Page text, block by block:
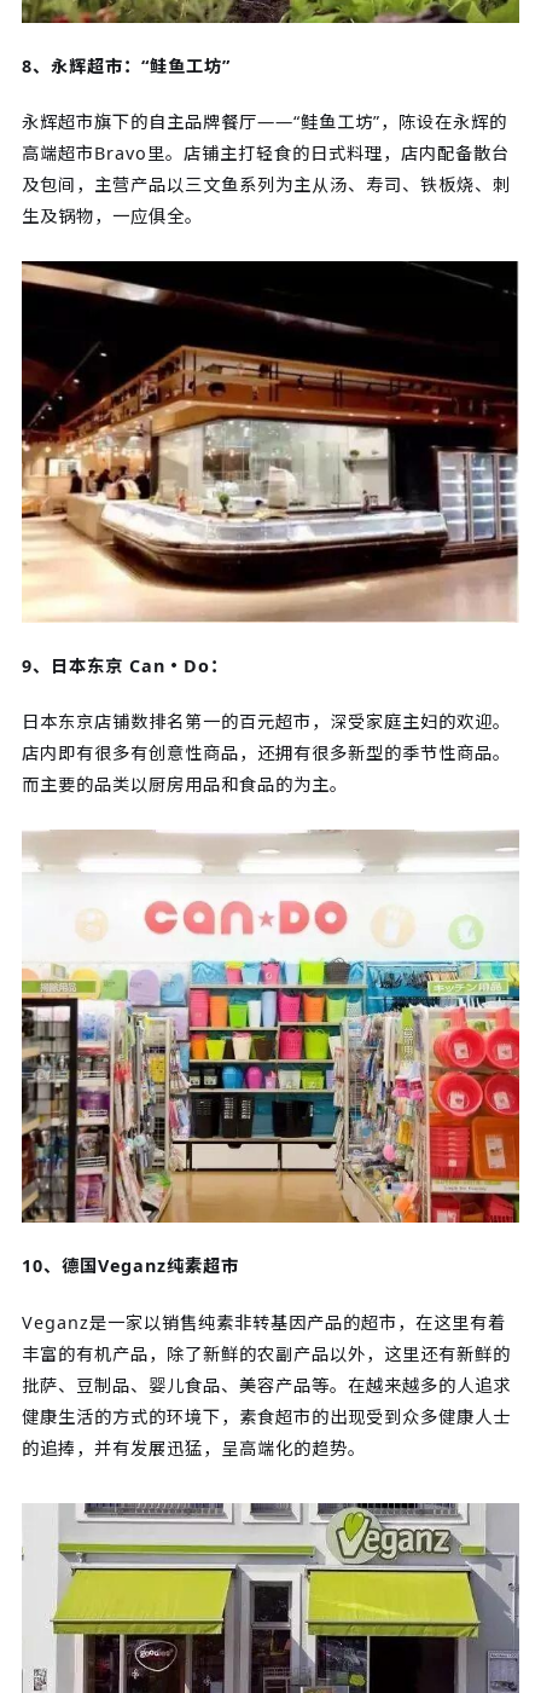
8、永辉超市：“鲑鱼工坊”
永辉超市旗下的自主品牌餐厅——“鲑鱼工坊”，陈设在永辉的
高端超市Bravo里。店铺主打轻食的日式料理，店内配备散台
及包间，主营产品以三文鱼系列为主从汤、寿司、铁板烧、刺
生及锅物，一应俱全。
9、日本东京 Can・Do：
日本东京店铺数排名第一的百元超市，深受家庭主妇的欢迎。
店内即有很多有创意性商品，还拥有很多新型的季节性商品。
而主要的品类以厨房用品和食品的为主。
10、德国Veganz纯素超市
Veganz是一家以销售纯素非转基因产品的超市，在这里有着
丰富的有机产品，除了新鲜的农副产品以外，这里还有新鲜的
批萨、豆制品、婴儿食品、美容产品等。在越来越多的人追求
健康生活的方式的环境下，素食超市的出现受到众多健康人士
的追捧，并有发展迅猛，呈高端化的趋势。